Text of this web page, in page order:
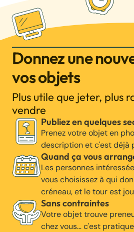
Donnez une
vos objets
Plus utile que jeter, plus
vendre
Publiez en quelques
Prenez votre objet en
description et c'est déjà
Quand ça vous
Les personnes
vous choisissez à qui
créneau, et le tour est
Sans contraintes
Votre objet trouve
chez vous… c'est